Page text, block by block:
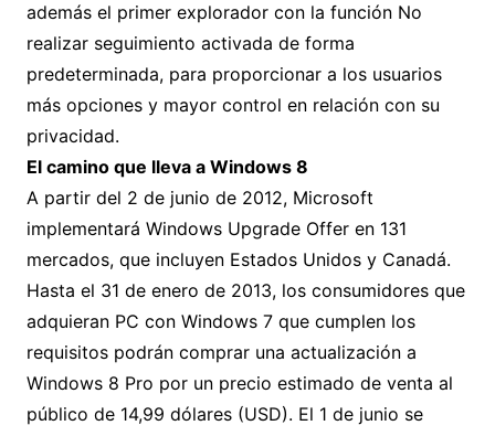
además el primer explorador con la función No
realizar seguimiento activada de forma
predeterminada, para proporcionar a los usuarios
más opciones y mayor control en relación con su
privacidad.
El camino que lleva a Windows 8
A partir del 2 de junio de 2012, Microsoft
implementará Windows Upgrade Offer en 131
mercados, que incluyen Estados Unidos y Canadá.
Hasta el 31 de enero de 2013, los consumidores que
adquieran PC con Windows 7 que cumplen los
requisitos podrán comprar una actualización a
Windows 8 Pro por un precio estimado de venta al
público de 14,99 dólares (USD). El 1 de junio se